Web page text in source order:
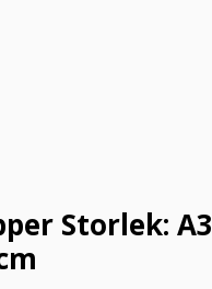
Storlek: A3